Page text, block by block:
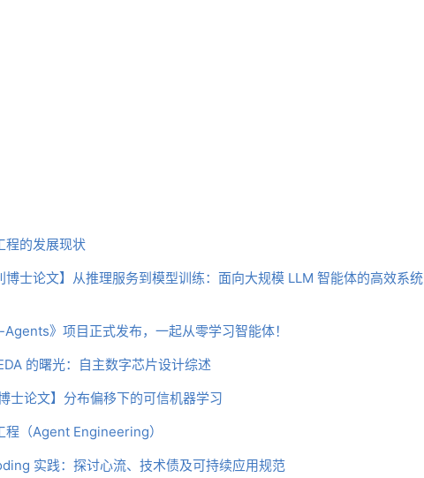
程的发展现状
博士论文】从推理服务到模型训练：面向大规模 LLM 智能体的高效系统
Agents》项目正式发布，一起从零学习智能体！
的曙光：自主数字芯片设计综述
士论文】分布偏移下的可信机器学习
程（Agent Engineering）
实践：探讨心流、技术债及可持续应用规范